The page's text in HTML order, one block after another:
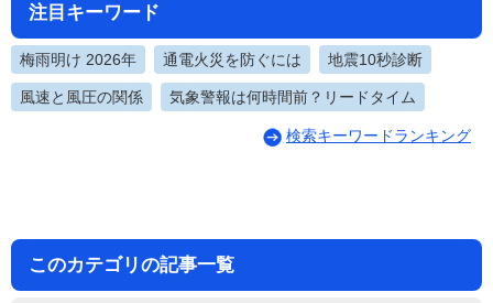
注目キーワード
梅雨明け 2026年 通電火災を防ぐには 地震10秒診断
風速と風圧の関係 気象警報は何時間前？リードタイム
検索キーワードランキング
このカテゴリの記事一覧